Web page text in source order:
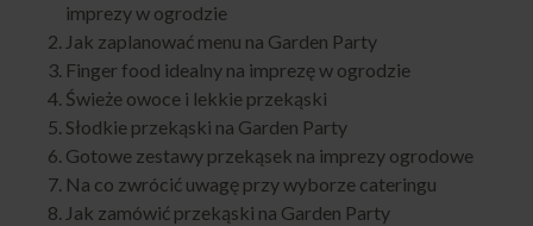
imprezy w ogrodzie
Jak zaplanować menu na Garden Party
Finger food idealny na imprezę w ogrodzie
Świeże owoce i lekkie przekąski
Słodkie przekąski na Garden Party
Gotowe zestawy przekąsek na imprezy ogrodowe
Na co zwrócić uwagę przy wyborze cateringu
Jak zamówić przekąski na Garden Party